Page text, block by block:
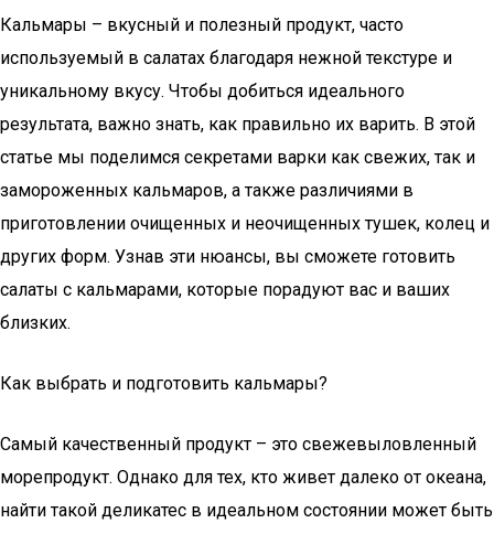
Кальмары – вкусный и полезный продукт, часто
используемый в салатах благодаря нежной текстуре и
уникальному вкусу. Чтобы добиться идеального
результата, важно знать, как правильно их варить. В этой
статье мы поделимся секретами варки как свежих, так и
замороженных кальмаров, а также различиями в
приготовлении очищенных и неочищенных тушек, колец и
других форм. Узнав эти нюансы, вы сможете готовить
салаты с кальмарами, которые порадуют вас и ваших
близких.
Как выбрать и подготовить кальмары?
Самый качественный продукт – это свежевыловленный
морепродукт. Однако для тех, кто живет далеко от океана,
найти такой деликатес в идеальном состоянии может быть